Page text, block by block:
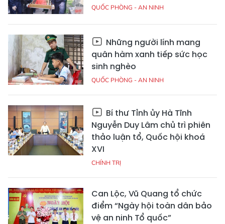
QUỐC PHÒNG - AN NINH
Những người lính mang
quân hàm xanh tiếp sức học
sinh nghèo
QUỐC PHÒNG - AN NINH
Bí thư Tỉnh ủy Hà Tĩnh
Nguyễn Duy Lâm chủ trì phiên
thảo luận tổ, Quốc hội khoá
XVI
CHÍNH TRỊ
Can Lộc, Vũ Quang tổ chức
điểm “Ngày hội toàn dân bảo
vệ an ninh Tổ quốc”